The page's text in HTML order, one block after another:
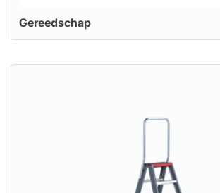
Gereedschap